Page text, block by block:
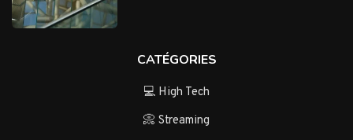
CATÉGORIES
💻 High Tech
📀 Streaming